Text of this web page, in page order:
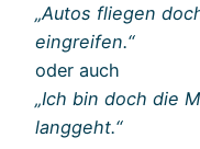
„Autos fliegen
eingreifen.“
oder auch
„Ich bin doch die
langgeht.“